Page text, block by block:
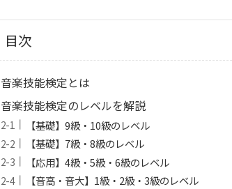
目次
音楽技能検定とは
音楽技能検定のレベルを解説
【基礎】9級・10級のレベル
【基礎】7級・8級のレベル
【応用】4級・5級・6級のレベル
【音高・音大】1級・2級・3級のレベル